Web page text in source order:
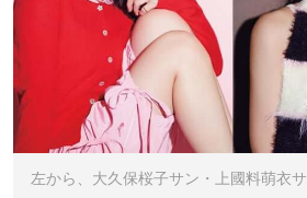
左から、大久保桜子サン・上國料萌衣